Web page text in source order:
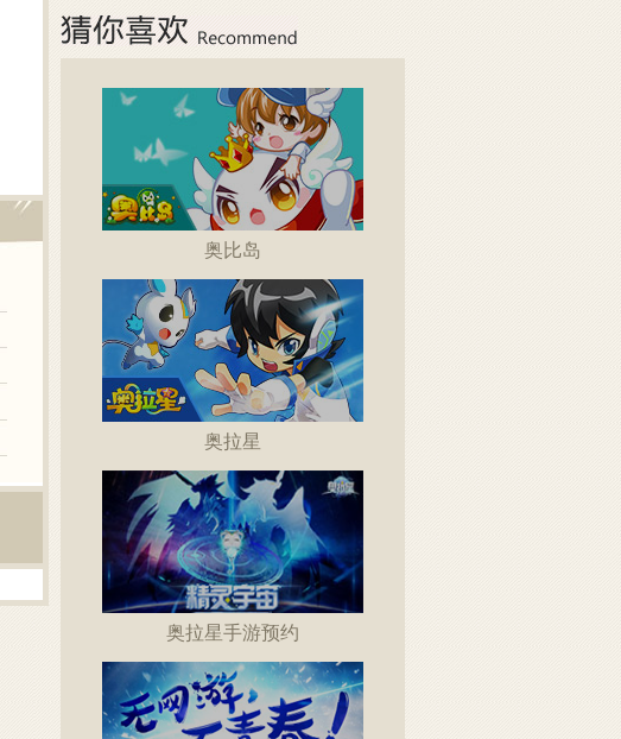
奥比岛
奥拉星
奥拉星手游预约